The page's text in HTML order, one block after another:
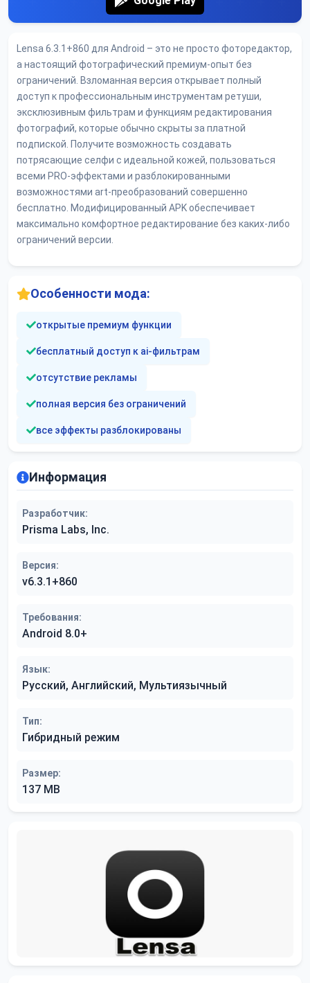
Lensa 6.3.1+860 для Android – это не просто фоторедактор,
а настоящий фотографический премиум-опыт без
ограничений. Взломанная версия открывает полный
доступ к профессиональным инструментам ретуши,
эксклюзивным фильтрам и функциям редактирования
фотографий, которые обычно скрыты за платной
подпиской. Получите возможность создавать
потрясающие селфи с идеальной кожей, пользоваться
всеми PRO-эффектами и разблокированными
возможностями art-преобразований совершенно
бесплатно. Модифицированный APK обеспечивает
максимально комфортное редактирование без каких-либо
ограничений версии.
Особенности мода:
открытые премиум функции
бесплатный доступ к ai-фильтрам
отсутствие рекламы
полная версия без ограничений
все эффекты разблокированы
Информация
Разработчик:
Prisma Labs, Inc.
Версия:
v6.3.1+860
Требования:
Android 8.0+
Язык:
Русский, Английский, Мультиязычный
Тип:
Гибридный режим
Размер:
137 MB